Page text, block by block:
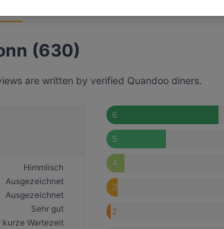
(630)
are written by verified Quandoo diners.
Himmlisch
Ausgezeichnet
Ausgezeichnet
Sehr gut
kurze Wartezeit
6
5
4
3
2